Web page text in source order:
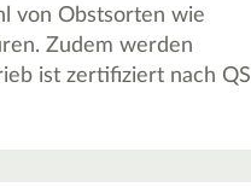
von Obstsorten wie
Zudem werden
ist zertifiziert nach QS